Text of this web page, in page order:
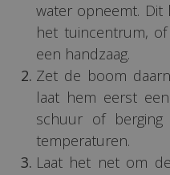
water opneemt.
het tuincentrum,
een handzaag.
Zet de boom
laat hem eerst
schuur of
temperaturen.
Laat het net om